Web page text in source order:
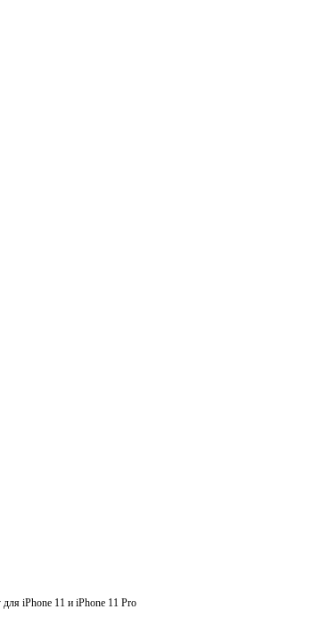
iPhone 11 и iPhone 11 Pro